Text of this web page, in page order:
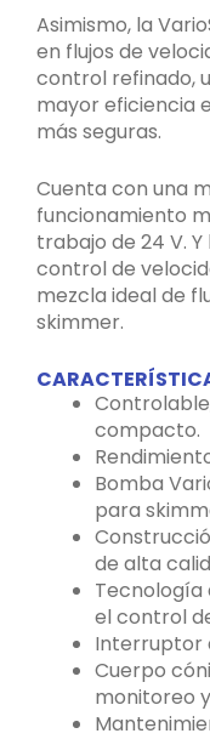
Asimismo, la
en flujos de
control refinado,
mayor eficiencia
más seguras.
Cuenta con una
funcionamiento
trabajo de 24 V.
control de
mezcla ideal de
skimmer.
compacto.
Bomba
para
de alta
Tecnología
el control
Interruptor
Cuerpo
monitoreo